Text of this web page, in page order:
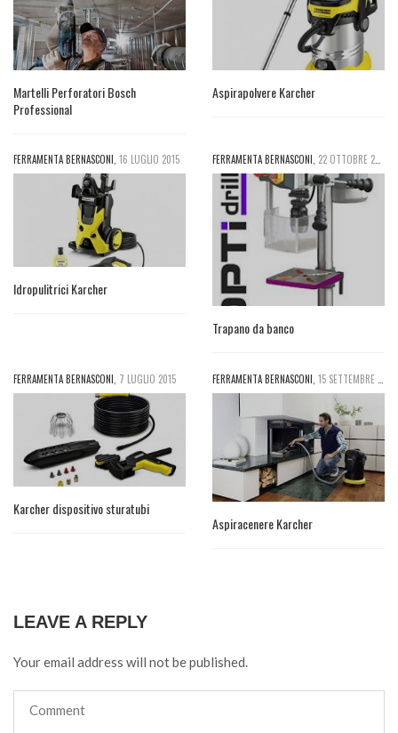
Martelli Perforatori Bosch
Professional
Aspirapolvere Karcher
FERRAMENTA BERNASCONI, 16 LUGLIO 2015
Idropulitrici Karcher
FERRAMENTA BERNASCONI, 22 OTTOBRE 2015
Trapano da banco
FERRAMENTA BERNASCONI, 7 LUGLIO 2015
Karcher dispositivo sturatubi
FERRAMENTA BERNASCONI, 15 SETTEMBRE 2016
Aspiracenere Karcher
LEAVE A REPLY
Your email address will not be published.